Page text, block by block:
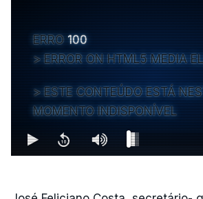
ERRO 100
ERROR ON HTML5 MEDIA
ESTE CONTEÚDO ESTÁ
MOMENTO INDISPONÍVEL